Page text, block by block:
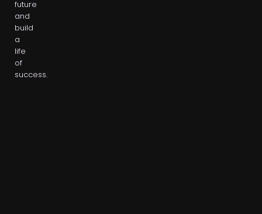
future
and
build
a
life
of
success.